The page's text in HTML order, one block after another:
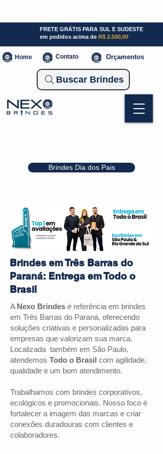
Brindes Dia dos Pais
FRETE GRÁTIS PARA SUL E SUDESTE
em pedidos acima de R$ 2.500,00
Home Contato Orçamentos
Buscar Brindes
Brindes em Três Barras do
Paraná: Entrega em Todo o
Brasil
A Nexo Brindes é referência em brindes
em Três Barras do Paraná, oferecendo
soluções criativas e personalizadas para
empresas que valorizam sua marca.
Localizada também em São Paulo,
atendemos Todo o Brasil com agilidade,
qualidade e um bom atendimento.
Trabalhamos com brindes corporativos,
ecológicos e promocionais. Nosso foco é
fortalecer a imagem das marcas e criar
conexões duradouras com clientes e
colaboradores.